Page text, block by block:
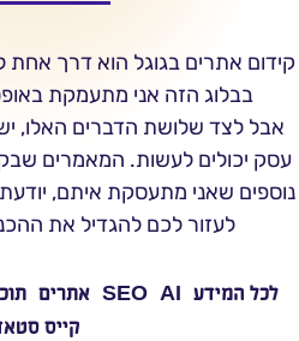
קידום אתרים בגוגל הוא דרך
בבלוג הזה אני מתעמקת
אבל לצד שלושת הדברים האלו,
עסק יכולים לעשות. המאמרים
נוספים שאני מתעסקת איתם,
לעזור לכם להגדיל את
לכל המידע AI
SEO אתרים
קייס